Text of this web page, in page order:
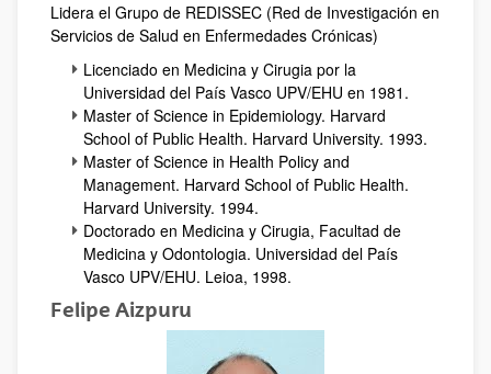
Lidera el Grupo de REDISSEC (Red de Investigación en
Servicios de Salud en Enfermedades Crónicas)
Licenciado en Medicina y Cirugia por la
Universidad del País Vasco UPV/EHU en 1981.
Master of Science in Epidemiology. Harvard
School of Public Health. Harvard University. 1993.
Master of Science in Health Policy and
Management. Harvard School of Public Health.
Harvard University. 1994.
Doctorado en Medicina y Cirugia, Facultad de
Medicina y Odontologia. Universidad del País
Vasco UPV/EHU. Leioa, 1998.
Felipe Aizpuru